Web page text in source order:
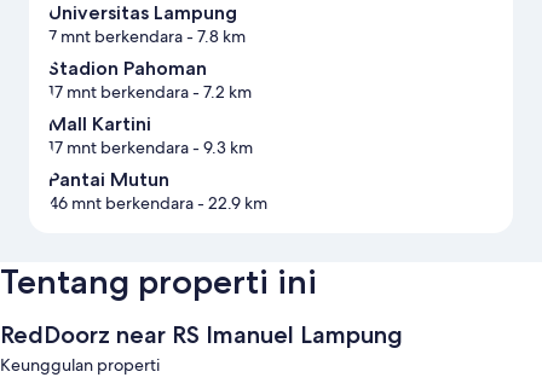
Universitas Lampung
7 mnt berkendara- 7.8 km
Stadion Pahoman
17 mnt berkendara- 7.2 km
Mall Kartini
17 mnt berkendara- 9.3 km
Pantai Mutun
46 mnt berkendara- 22.9 km
Tentang properti ini
RedDoorz near RS Imanuel Lampung
Keunggulan properti